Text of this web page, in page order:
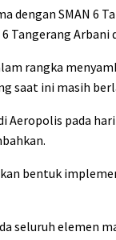
dengan SMAN 6
Tangerang Arbani
rangka
saat ini masih
Aeropolis pada
bentuk
seluruh elemen